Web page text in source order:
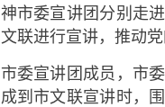
神市委宣讲团分别走
文联进行宣讲，推动
市委宣讲团成员，市
成到市文联宣讲时，